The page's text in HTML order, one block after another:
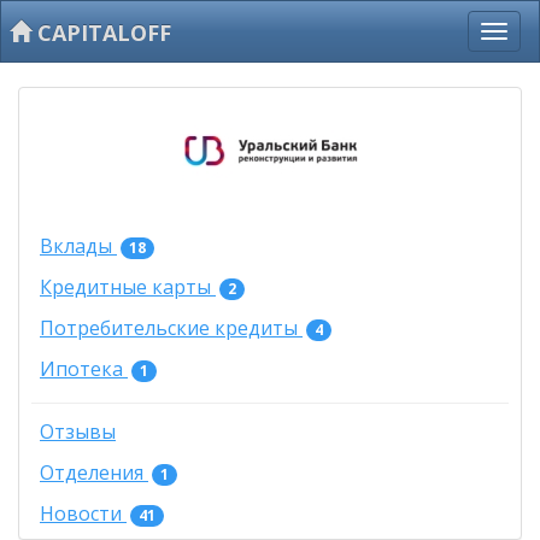
CAPITALOFF
Вклады 18
Кредитные карты 2
Потребительские кредиты 4
Ипотека 1
Отзывы
Отделения
1
Новости 41